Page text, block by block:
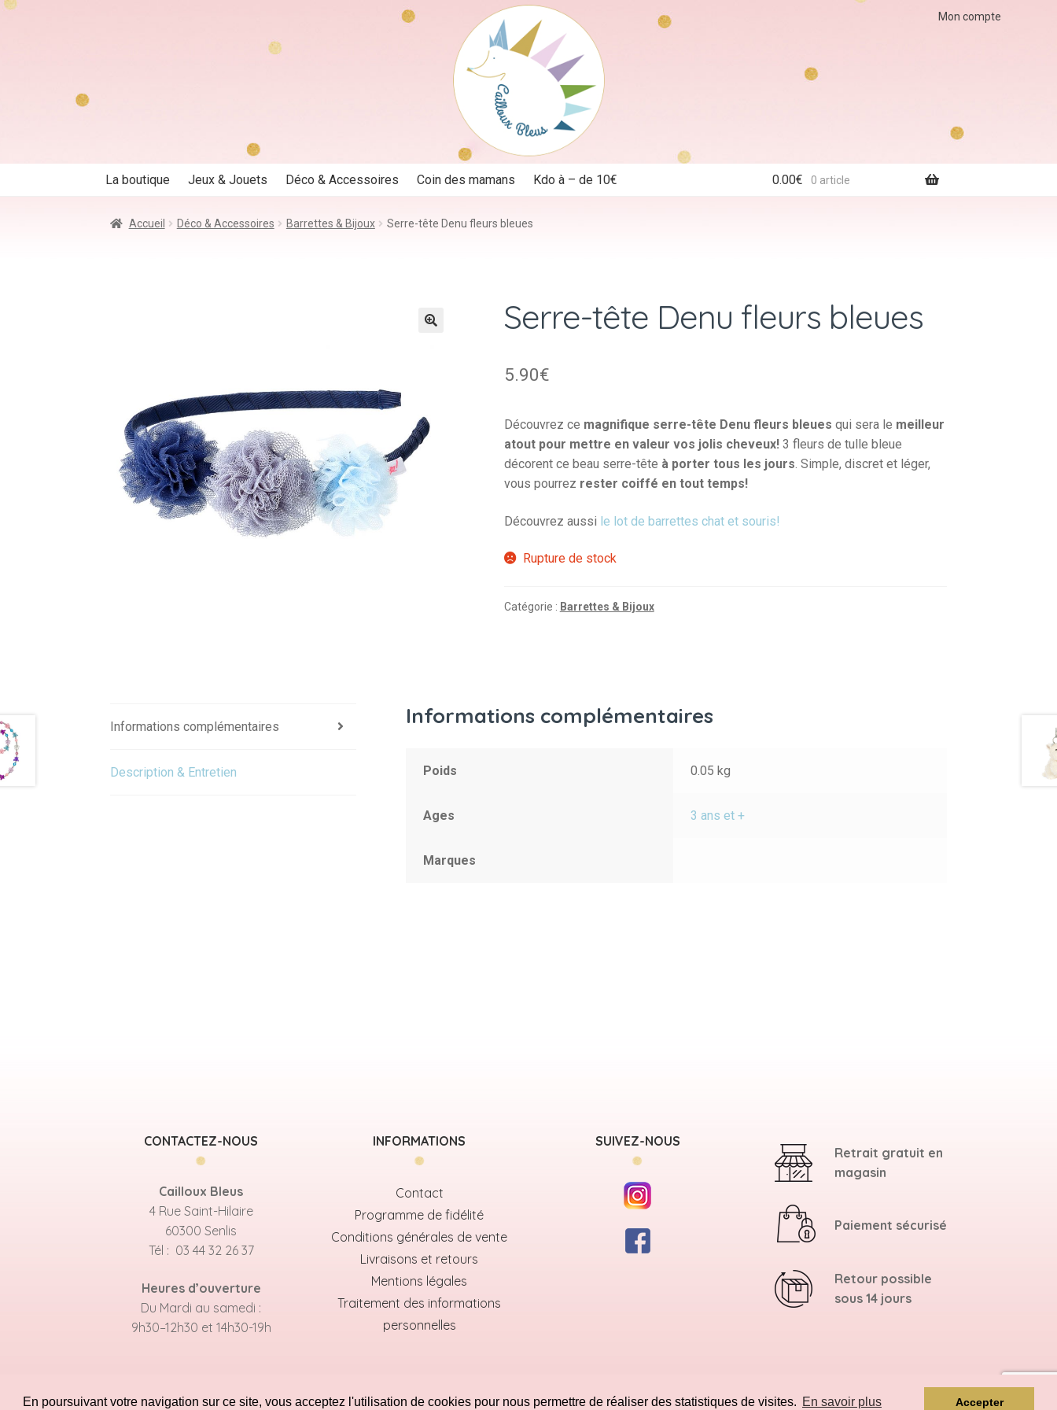
En poursuivant votre navigation sur ce site, vous acceptez l'utilisation de cookies pour nous permettre de réaliser des statistiques de visites. En savoir plus Accepter
Mon compte
La boutique Jeux & Jouets Déco & Accessoires Coin des mamans Kdo à – de 10€ 0.00€ 0 article
Accueil Déco & Accessoires Barrettes & Bijoux Serre-tête Denu fleurs bleues
Serre-tête Denu fleurs bleues
5.90€
Découvrez ce magnifique serre-tête Denu fleurs bleues qui sera le meilleur
atout pour mettre en valeur vos jolis cheveux!3 fleurs de tulle bleue
décorent ce beau serre-tête à porter tous les jours. Simple, discret et léger,
vous pourrez rester coiffé en tout temps!
Découvrez aussi le lot de barrettes chat et souris!
Rupture de stock
Catégorie : Barrettes & Bijoux
Informations complémentaires
Description & Entretien
Informations complémentaires
Poids 0.05 kg
Ages 3 ans et +
Marques
CONTACTEZ-NOUS
Cailloux Bleus
4 Rue Saint-Hilaire
60300 Senlis
Tél : 03 44 32 26 37
Heures d’ouverture
Du Mardi au samedi :
9h30–12h30 et 14h30-19h
INFORMATIONS
Contact
Programme de fidélité
Conditions générales de vente
Livraisons et retours
Mentions légales
Traitement des informations
personnelles
SUIVEZ-NOUS
Retrait gratuit en
magasin
Paiement sécurisé
Retour possible
sous 14 jours